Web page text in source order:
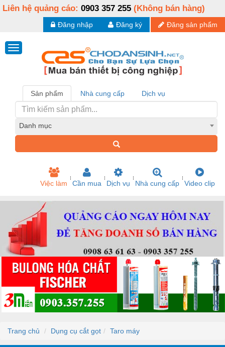
Liên hệ quảng cáo: 0903 357 255 (Không bán hàng)
Đăng sản phẩm
Đăng ký
Đăng nhập
Sản phẩm Nhà cung cấp Dịch vụ
Danh mục
Việc làm Cần mua Dịch vụ Nhà cung cấp Video clip
Trang chủ Dụng cụ cắt gọt Taro máy